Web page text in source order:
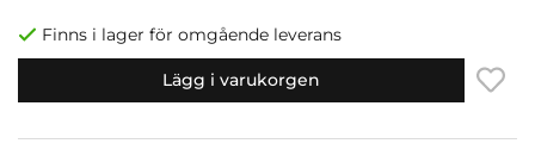
Finns i lager för omgående leverans
Lägg i varukorgen